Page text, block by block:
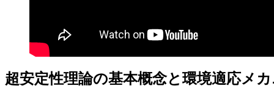
超安定性理論の基本概念と環境適応メ